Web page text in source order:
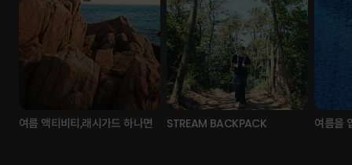
여름 액티비티,래시가드 하나면 STREAM BACKPACK 여름을